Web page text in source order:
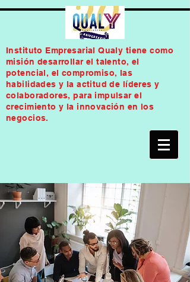
Instituto Empresarial Qualy tiene como
misión desarrollar el talento, el
potencial, el compromiso, las
habilidades y la actitud de líderes y
colaboradores, para impulsar el
crecimiento y la innovación en los
negocios.